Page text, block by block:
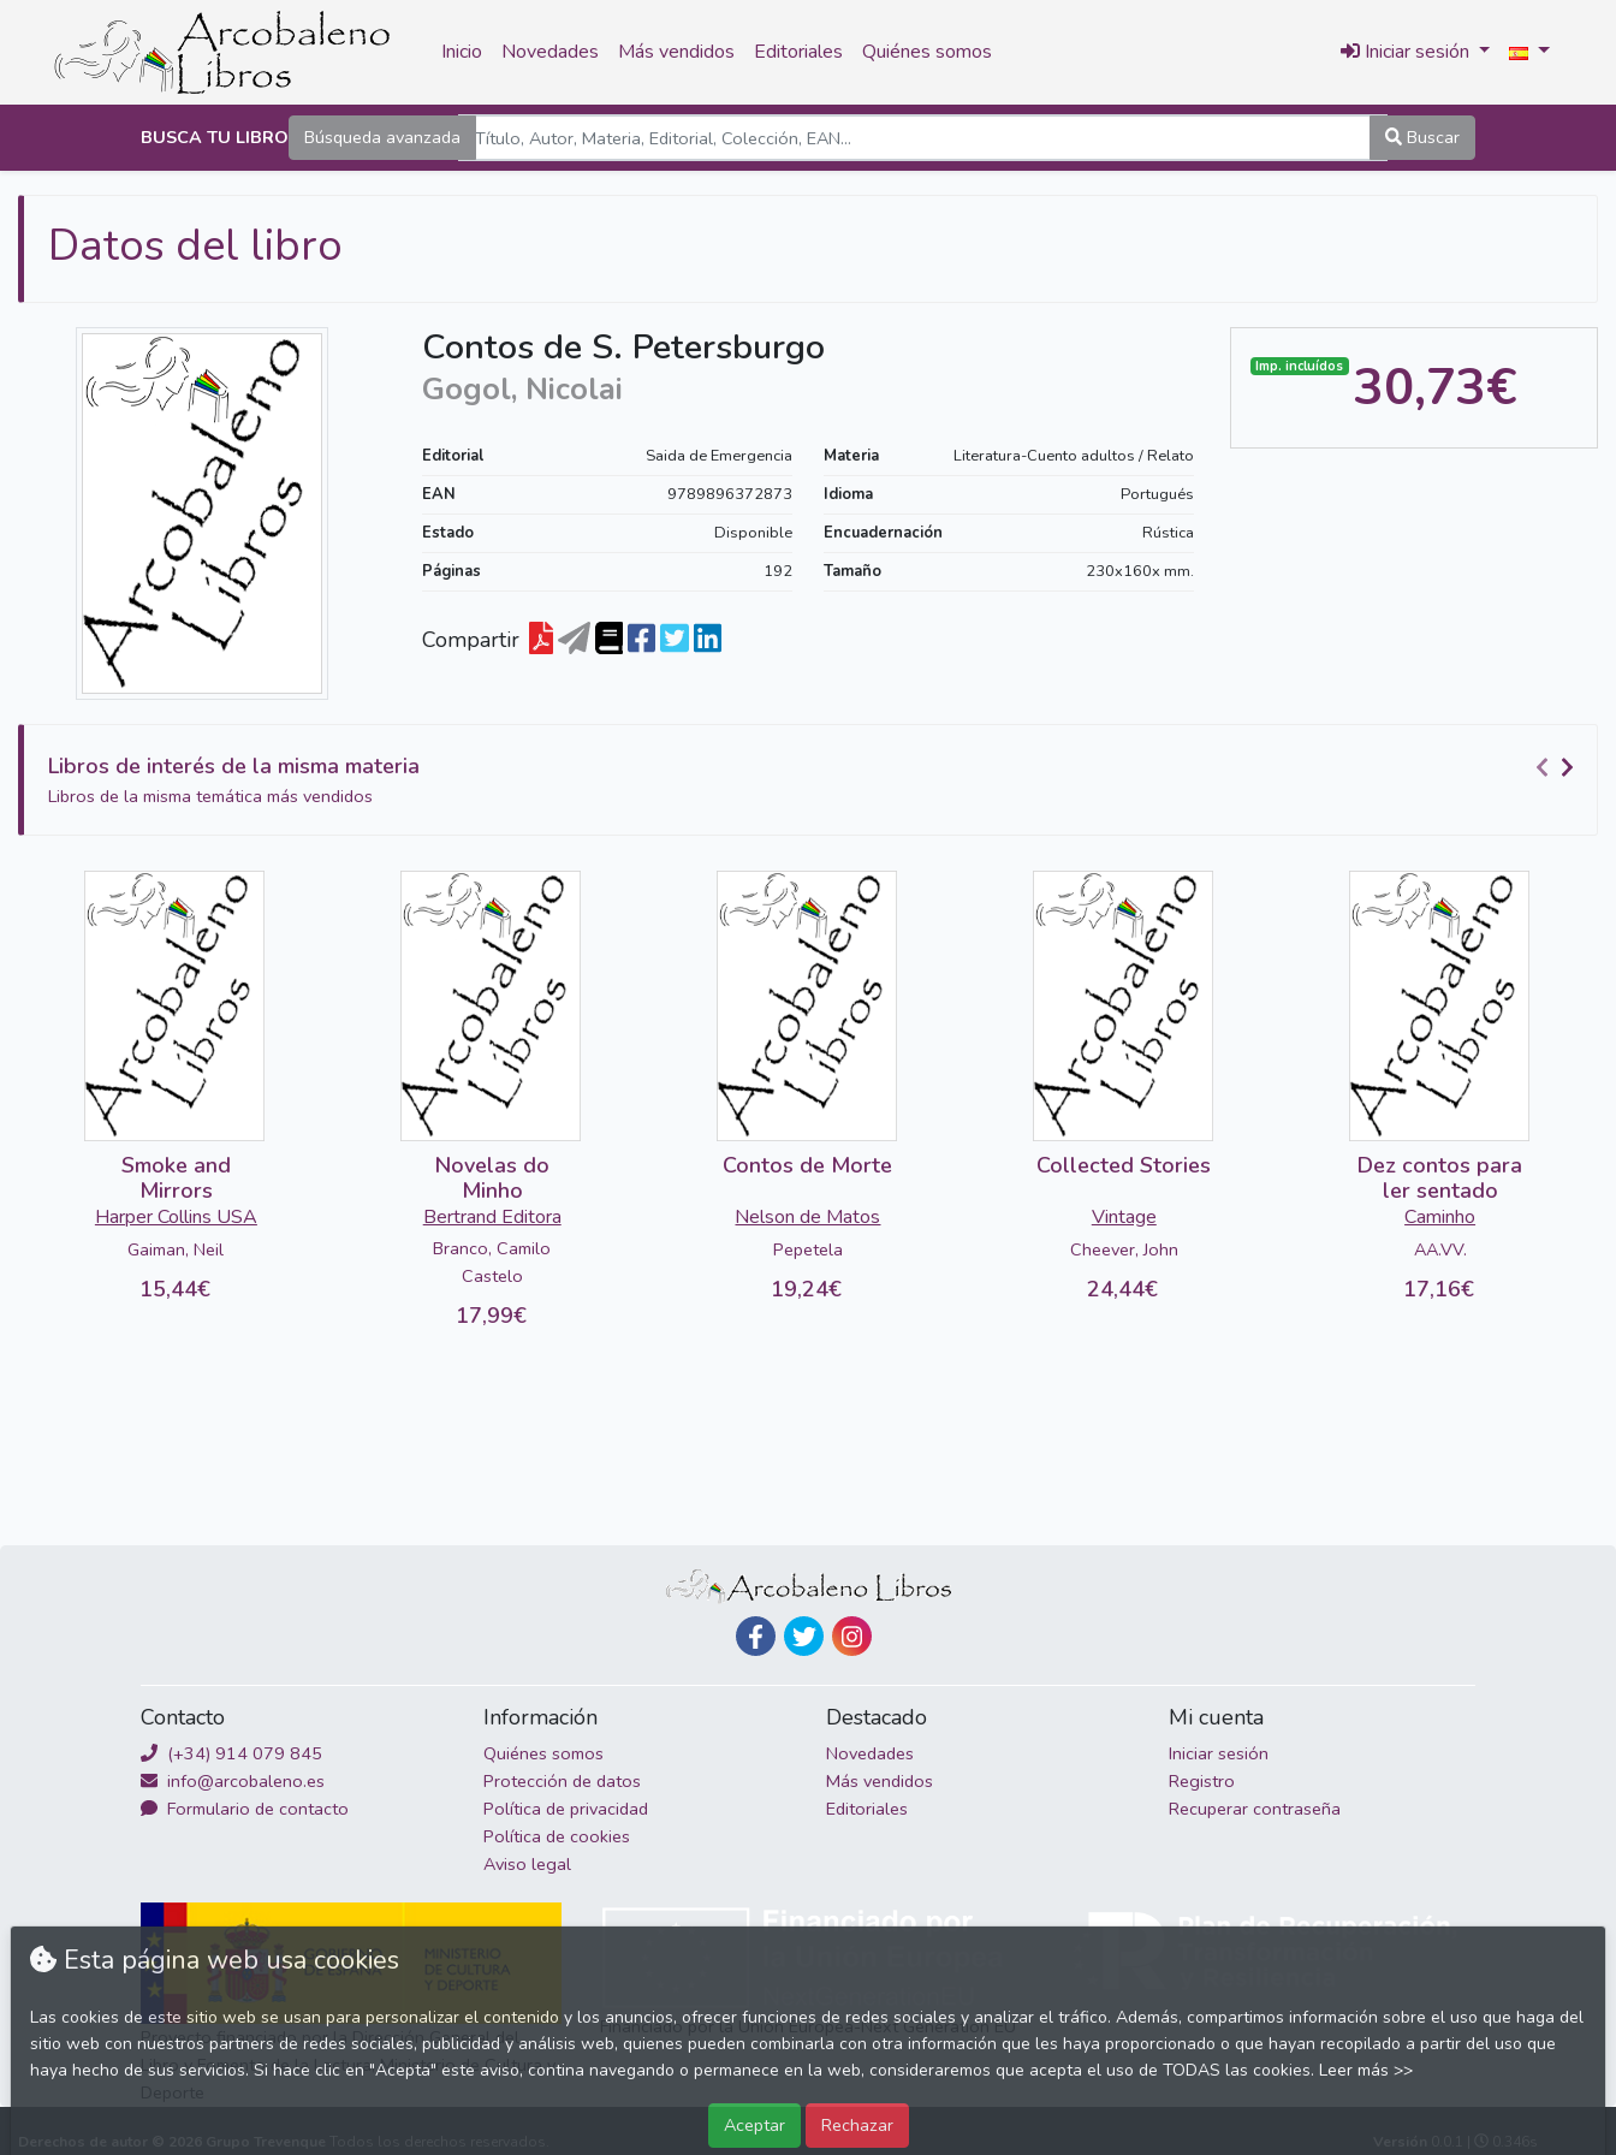
Inicio Novedades Más vendidos Editoriales Quiénes somos Iniciar sesión
BUSCA TU LIBRO Búsqueda avanzada Buscar
Datos del libro
Contos de S. Petersburgo
Gogol, Nicolai
Editorial Saida de Emergencia Materia
Literatura-Cuento adultos / Relato
EAN
9789896372873 Idioma
Portugués
Estado
Disponible Encuadernación
Rústica
Páginas
192 Tamaño 230x160x mm.
Compartir
Imp. incluídos 30,73€
Libros de interés de la misma materia
Libros de la misma temática más vendidos
Smoke and
Mirrors
Harper Collins USA
Gaiman, Neil
15,44€
Novelas do
Minho
Bertrand Editora
Branco, Camilo
Castelo
17,99€
Contos de Morte
Nelson de Matos
Pepetela
19,24€
Collected Stories
Vintage
Cheever, John
24,44€
Dez contos para
ler sentado
Caminho
AA.VV.
17,16€
Contacto
(+34) 914 079 845
info@arcobaleno.es
Formulario de contacto
Información
Quiénes somos
Protección de datos
Política de privacidad
Política de cookies
Aviso legal
Destacado
Novedades
Más vendidos
Editoriales
Mi cuenta
Iniciar sesión
Registro
Recuperar contraseña
Proyecto financiado por la Dirección General del
Libro y Fomento de la Lectura, Ministerio de Cultura y
Financiado por la Unión Europea-Next Generation EU
Esta página web usa cookies
Las cookies de este sitio web se usan para personalizar el contenido y los anuncios, ofrecer funciones de redes sociales y analizar el tráfico. Además, compartimos información sobre el uso que haga del
sitio web con nuestros partners de redes sociales, publicidad y análisis web, quienes pueden combinarla con otra información que les haya proporcionado o que hayan recopilado a partir del uso que
haya hecho de sus servicios. Si hace clic en "Acepta" este aviso, contina navegando o permanece en la web, consideraremos que acepta el uso de TODAS las cookies. Leer más >>
Aceptar Rechazar